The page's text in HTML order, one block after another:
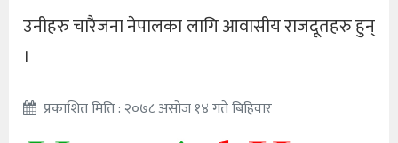
उनीहरु चारैजना नेपालका लागि आवासीय राजदूतहरु हुन्
।
प्रकाशित मिति : २०७८ असोज १४ गते बिहिवार